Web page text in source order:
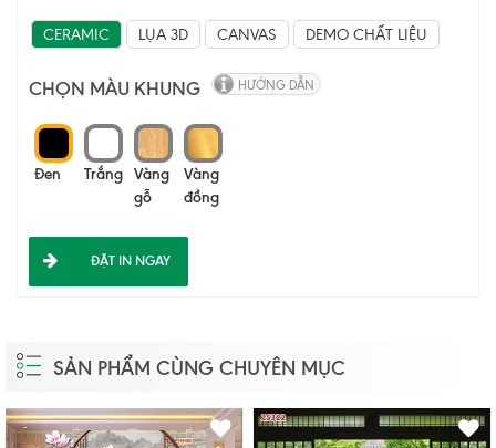
CERAMIC LỤA 3D CANVAS DEMO CHẤT LIỆU
CHỌN MÀU KHUNG HƯỚNG DẪN
Đen Trắng Vàng
gỗ
Vàng
đồng
ĐẶT IN NGAY
SẢN PHẨM CÙNG CHUYÊN MỤC